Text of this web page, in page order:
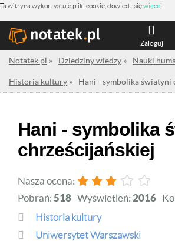
Ta witryna wykorzystuje pliki cookie, dowiedz sięwięcej
Zaloguj
Notatek.pl » Dziedziny wiedzy » Nauki
Historia kultury » Hani - symbolika światyni
Hani - symbolika
chrześcijańskiej
Nasza ocena:
Pobrań: 518 Wyświetleń: 2016
Historia kultury
Uniwersytet Warszawski